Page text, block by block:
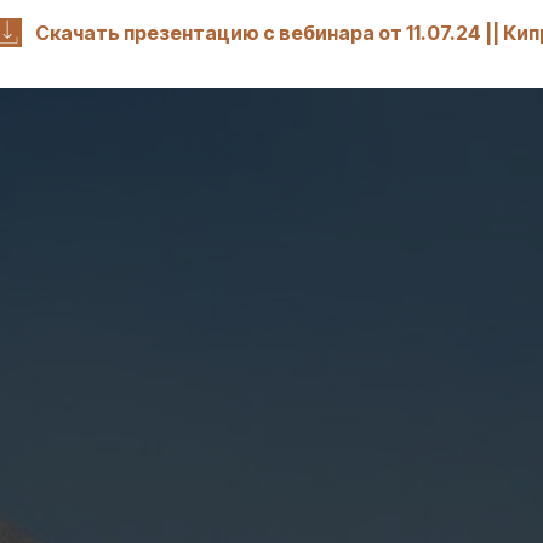
Скачать презентацию с вебинара от 11.07.24 ||